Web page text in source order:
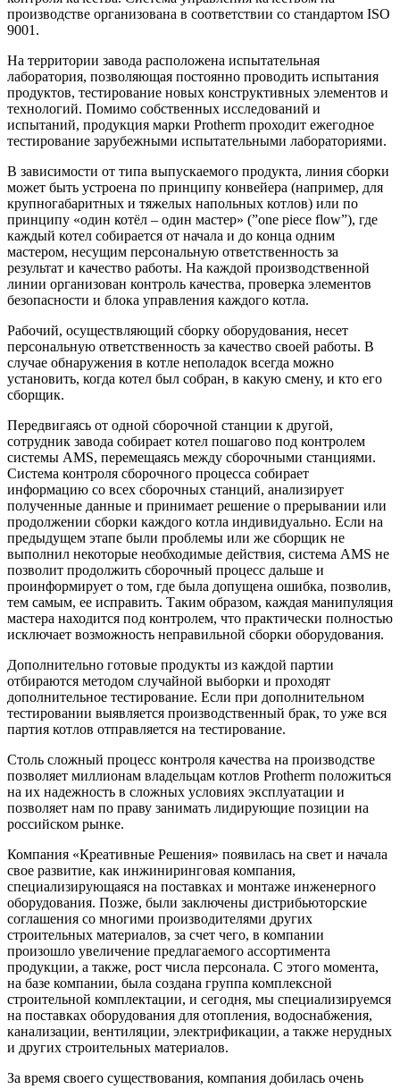
производстве организована в соответствии со стандартом ISO
9001.
На территории завода расположена испытательная
лаборатория, позволяющая постоянно проводить испытания
продуктов, тестирование новых конструктивных элементов и
технологий. Помимо собственных исследований и
испытаний, продукция марки Protherm проходит ежегодное
тестирование зарубежными испытательными лабораториями.
В зависимости от типа выпускаемого продукта, линия сборки
может быть устроена по принципу конвейера (например, для
крупногабаритных и тяжелых напольных котлов) или по
принципу «один котёл – один мастер» (”one piece flow”), где
каждый котел собирается от начала и до конца одним
мастером, несущим персональную ответственность за
результат и качество работы. На каждой производственной
линии организован контроль качества, проверка элементов
безопасности и блока управления каждого котла.
Рабочий, осуществляющий сборку оборудования, несет
персональную ответственность за качество своей работы. В
случае обнаружения в котле неполадок всегда можно
установить, когда котел был собран, в какую смену, и кто его
сборщик.
Передвигаясь от одной сборочной станции к другой,
сотрудник завода собирает котел пошагово под контролем
системы AMS, перемещаясь между сборочными станциями.
Система контроля сборочного процесса собирает
информацию со всех сборочных станций, анализирует
полученные данные и принимает решение о прерывании или
продолжении сборки каждого котла индивидуально. Если на
предыдущем этапе были проблемы или же сборщик не
выполнил некоторые необходимые действия, система AMS не
позволит продолжить сборочный процесс дальше и
проинформирует о том, где была допущена ошибка, позволив,
тем самым, ее исправить. Таким образом, каждая манипуляция
мастера находится под контролем, что практически полностью
исключает возможность неправильной сборки оборудования.
Дополнительно готовые продукты из каждой партии
отбираются методом случайной выборки и проходят
дополнительное тестирование. Если при дополнительном
тестировании выявляется производственный брак, то уже вся
партия котлов отправляется на тестирование.
Столь сложный процесс контроля качества на производстве
позволяет миллионам владельцам котлов Protherm положиться
на их надежность в сложных условиях эксплуатации и
позволяет нам по праву занимать лидирующие позиции на
российском рынке.
Компания «Креативные Решения» появилась на свет и начала
свое развитие, как инжиниринговая компания,
специализирующаяся на поставках и монтаже инженерного
оборудования. Позже, были заключены дистрибьюторские
соглашения со многими производителями других
строительных материалов, за счет чего, в компании
произошло увеличение предлагаемого ассортимента
продукции, а также, рост числа персонала. С этого момента,
на базе компании, была создана группа комплексной
строительной комплектации, и сегодня, мы специализируемся
на поставках оборудования для отопления, водоснабжения,
канализации, вентиляции, электрификации, а также нерудных
и других строительных материалов.
За время своего существования, компания добилась очень